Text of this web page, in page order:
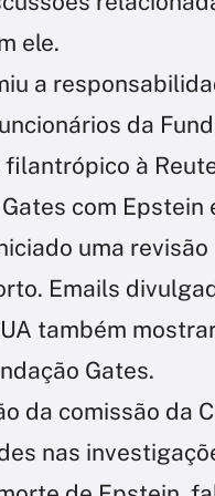
ele.
a
da
filantrópico à
com
uma
Emails
também
Gates.
da comissão da
nas